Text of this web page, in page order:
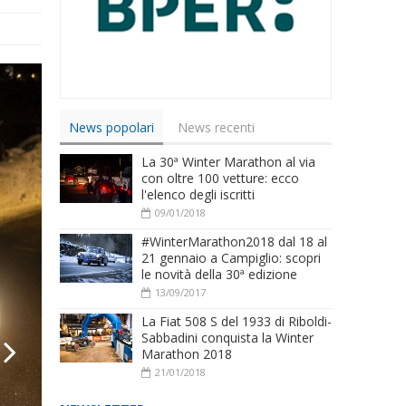
News popolari
News recenti
La 30ª Winter Marathon al via
con oltre 100 vetture: ecco
l'elenco degli iscritti
09/01/2018
#WinterMarathon2018 dal 18 al
21 gennaio a Campiglio: scopri
le novità della 30ª edizione
13/09/2017
La Fiat 508 S del 1933 di Riboldi-
Sabbadini conquista la Winter
Marathon 2018
21/01/2018